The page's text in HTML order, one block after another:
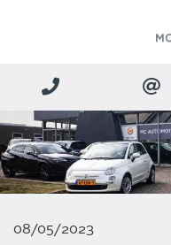
08/05/2023